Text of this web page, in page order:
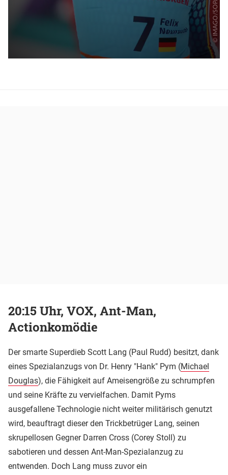
20:15 Uhr, VOX, Ant-Man,
Actionkomödie
Der smarte Superdieb Scott Lang (Paul Rudd) besitzt, dank
eines Spezialanzugs von Dr. Henry "Hank" Pym (Michael
Douglas), die Fähigkeit auf Ameisengröße zu schrumpfen
und seine Kräfte zu vervielfachen. Damit Pyms
ausgefallene Technologie nicht weiter militärisch genutzt
wird, beauftragt dieser den Trickbetrüger Lang, seinen
skrupellosen Gegner Darren Cross (Corey Stoll) zu
sabotieren und dessen Ant-Man-Spezialanzug zu
entwenden. Doch Lang muss zuvor ein